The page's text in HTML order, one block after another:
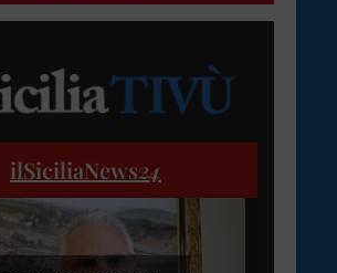
ilSiciliaNews24